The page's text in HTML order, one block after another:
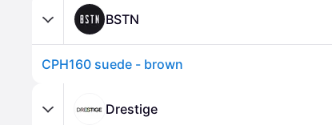
BSTN
CPH160 suede - brown
Drestige